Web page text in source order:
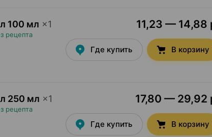
100 мл ×1
рецепта
11,23 — 14,88
Где купить В корзину
250 мл ×1
рецепта
17,80 — 29,92
Где купить В корзину